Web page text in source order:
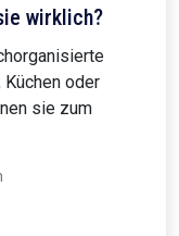
wirklich?
oder
sie zum